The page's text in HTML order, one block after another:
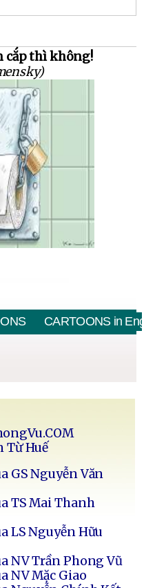
cắp thì không!
CARTOONS in English
Từ Huế
GS Nguyễn Văn
TS Mai Thanh
LS Nguyễn Hữu
NV Trần Phong Vũ
NV Mặc Giao